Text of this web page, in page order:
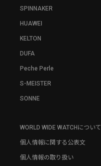
SPINNAKER
HUAWEI
KELTON
DUFA
Peche Perle
S-MEISTER
SONNE
WORLD WIDE WATCHについて
個人情報に関する公表文
個人情報の取り扱い